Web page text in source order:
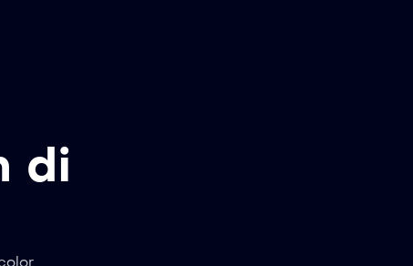
di